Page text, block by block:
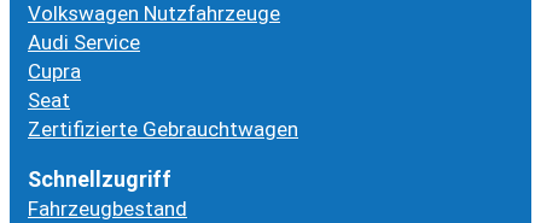
Volkswagen Nutzfahrzeuge
Audi Service
Cupra
Seat
Zertifizierte Gebrauchtwagen
Schnellzugriff
Fahrzeugbestand